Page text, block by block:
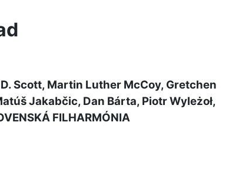
Scott, Martin Luther McCoy, Gretchen
Jakabčic, Dan Bárta, Piotr Wyleżoł,
FILHARMÓNIA